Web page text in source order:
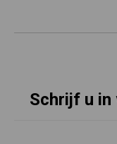
Schrijf u in